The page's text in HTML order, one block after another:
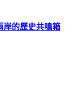
岸的歷史共鳴箱